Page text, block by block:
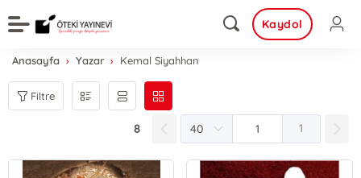
Kaydol
Anasayfa Yazar Kemal Siyahhan
Filtre
8 1